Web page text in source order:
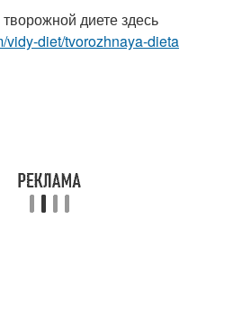
диете здесь
vidy-diet/tvorozhnaya-dieta